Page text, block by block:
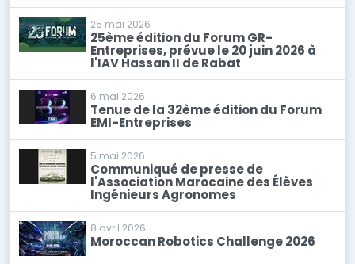
25 mai 2026
25ème édition du Forum GR-
Entreprises, prévue le 20 juin 2026 à
l'IAV Hassan II de Rabat
6 mai 2026
Tenue de la 32ème édition du Forum
EMI-Entreprises
5 mai 2026
Communiqué de presse de
l'Association Marocaine des Élèves
Ingénieurs Agronomes
8 avril 2026
Moroccan Robotics Challenge 2026